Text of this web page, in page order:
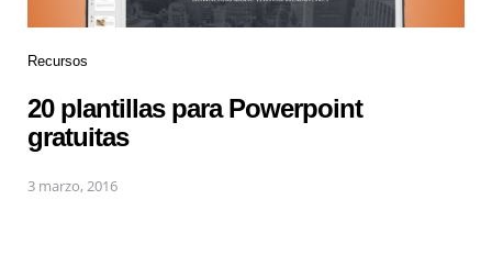
Recursos
20 plantillas para Powerpoint
gratuitas
3 marzo, 2016